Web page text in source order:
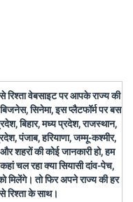
रिश्ता वेबसाइट पर आपके राज्य की
सिनेमा, इस प्लैटफॉर्म पर बस
बिहार, मध्य प्रदेश, राजस्थान,
पंजाब, हरियाणा, जम्मू-कश्मीर,
शहरों की कोई जानकारी हो, हम
चल रहा क्या सियासी दांव-पेच,
तो फिर अपने राज्य की हर
रिश्ता के साथ।